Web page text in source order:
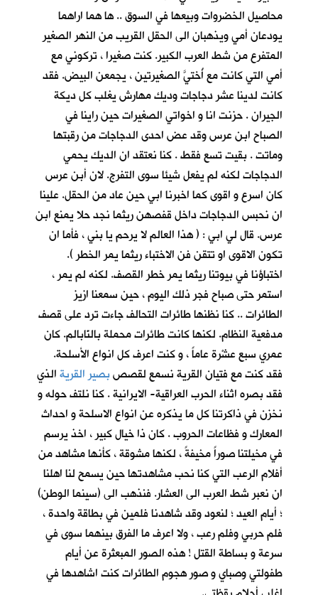
محاصيل الخضروات وبيعها في السوق .. ها هما اراهما
يودعان أمي ويذهبان الى الحقل القريب من النهر الصغير
المتفرع من شط العرب الكبير. كنت صغيرا ، تركوني مع
أمي التي كانت مع أُختيَّ الصغيرتين ، يجمعن البيض. فقد
كانت لدينا عشر دجاجات وديك مهارش يغلب كل ديكة
الجيران . حزنت انا و اخواتي الصغيرات حين راينا في
الصباح ابن عرس وقد عض احدى الدجاجات من رقبتها
وماتت . بقيت تسع فقط . كنا نعتقد ان الديك يحمي
الدجاجات لكنه لم يفعل شيئا سوى التفرج. لان أبن عرس
كان اسرع و اقوى كما اخبرنا ابي حين عاد من الحقل. علينا
ان نحبس الدجاجات داخل قفصهن ريثما نجد حلا يمنع ابن
عرس. قال لي ابي : ( هذا العالم لا يرحم يا بني ، فأما ان
تكون الاقوى او تتقن فن الاختباء ريثما يمر الخطر ).
اختباؤنا في بيوتنا ريثما يمر خطر القصف. لكنه لم يمر ،
استمر حتى صباح فجر ذلك اليوم ، حين سمعنا ازيز
الطائرات .. كنا نظنها طائرات التحالف جاءت ترد على قصف
مدفعية النظام. لكنها كانت طائرات محملة بالنّابالم. كان
عمري سبع عشْرة عاماً ، و كنت اعرف كل انواع الأسلحة.
فقد كنت مع فتيان القرية نسمع لقصصبصير القريةالذي
فقد بصره اثناء الحرب العراقية- الايرانية . كنا نلتف حوله و
نخزن في ذاكرتنا كل ما يذكره عن انواع الاسلحة و احداث
المعارك و فظاعات الحروب . كان ذا خيال كبير ، اخذ يرسم
في مخيلتنا صوراً مخيفةً ، لكنها مشوقة ، كأنها مشاهد من
أفلام الرعب التي كنا نحب مشاهدتها حين يسمح لنا اهلنا
ان نعبر شط العرب الى العشار. فنذهب الى (سينما الوطن)
؛ أيام العيد ؛ لنعود وقد شاهدنا فلمين في بطاقة واحدة ،
فلم حربي وفلم رعب ، ولا اعرف ما الفرق بينهما سوى في
سرعة و بساطة القتل ! هذه الصور المبعثرة عن أيام
طفولتي وصباي و صور هجوم الطائرات كنت اشاهدها في